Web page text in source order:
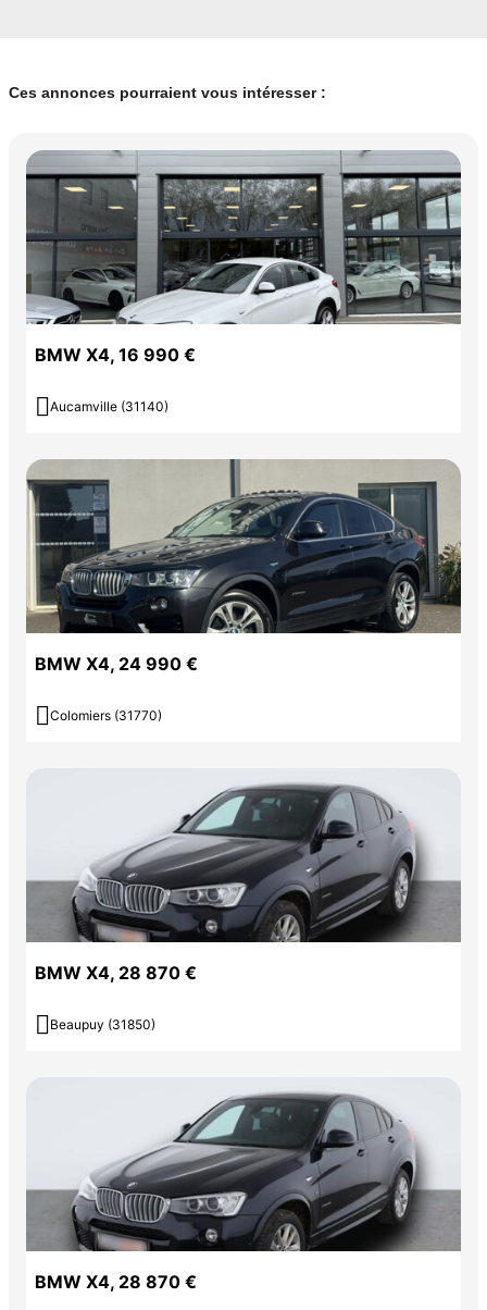
Ces annonces pourraient vous intéresser :
BMW X4, 16 990 €
 Aucamville (31140)
BMW X4, 24 990 €
 Colomiers (31770)
BMW X4, 28 870 €
 Beaupuy (31850)
BMW X4, 28 870 €